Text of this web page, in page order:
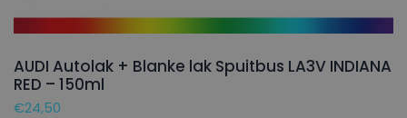
AUDI Autolak + Blanke lak Spuitbus LA3V INDIANA
RED – 150ml
€24,50